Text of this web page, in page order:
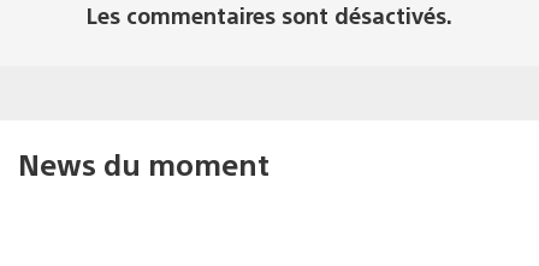
Les commentaires sont désactivés.
News du moment